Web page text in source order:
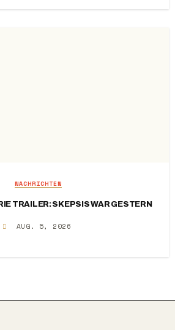
NACHRICHTEN
TRAILER: SKEPSIS WAR GESTERN
AUG. 5, 2026